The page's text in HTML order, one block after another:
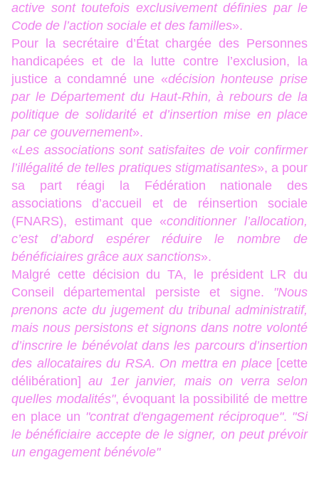
active sont toutefois exclusivement définies par le
Code de l’action sociale et des familles».
Pour la secrétaire d’État chargée des Personnes
handicapées et de la lutte contre l’exclusion, la
justice a condamné une «décision honteuse prise
par le Département du Haut-Rhin, à rebours de la
politique de solidarité et d’insertion mise en place
par ce gouvernement».
«Les associations sont satisfaites de voir confirmer
l’illégalité de telles pratiques stigmatisantes», a pour
sa part réagi la Fédération nationale des
associations d’accueil et de réinsertion sociale
(FNARS), estimant que «conditionner l’allocation,
c’est d’abord espérer réduire le nombre de
bénéficiaires grâce aux sanctions».
Malgré cette décision du TA, le président LR du
Conseil départemental persiste et signe. "Nous
prenons acte du jugement du tribunal administratif,
mais nous persistons et signons dans notre volonté
d’inscrire le bénévolat dans les parcours d’insertion
des allocataires du RSA. On mettra en place [cette
délibération]
au 1er janvier, mais on verra selon
quelles modalités", évoquant la possibilité de mettre
en place un "contrat d'engagement réciproque". "Si
le bénéficiaire accepte de le signer, on peut prévoir
un engagement bénévole"